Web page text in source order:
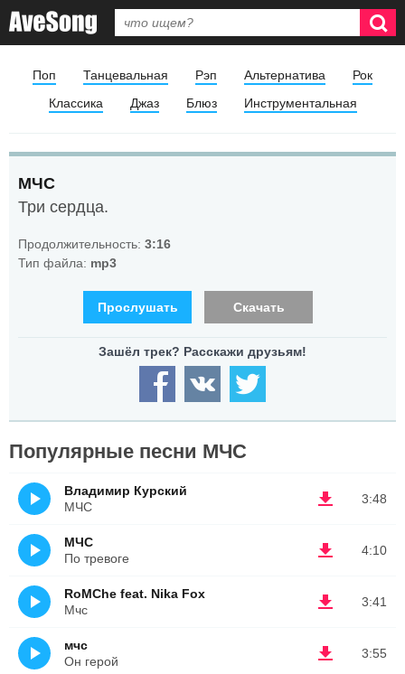
Поп Танцевальная Рэп Альтернатива
Рок
Классика
Джаз Блюз Инструментальная
МЧС
Три сердца.
Продолжительность: 3:16
Тип файла: mp3
Прослушать Скачать
Популярные песни МЧС
3:48
Владимир Курский
МЧС
4:10
МЧС
По тревоге
3:41
RoMChe feat. Nika Fox
Мчс
3:55
мчс
Он герой